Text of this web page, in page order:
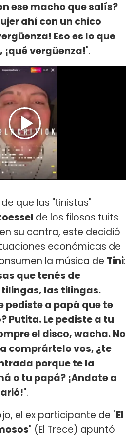
ese macho que salís?
ahí con un chico
Eso es lo que
¡qué vergüenza!".
que las "tinistas"
de los filosos tuits
su contra, este decidió
económicas de
la música de Tini:
que tenés de
las tilingas.
pediste a papá que te
Putita. Le pediste a tu
el disco, wacha. No
comprártelo vos, ¿te
porque te la
o tu papá? ¡Andate a
".
el ex participante de "El
" (El Trece) apuntó